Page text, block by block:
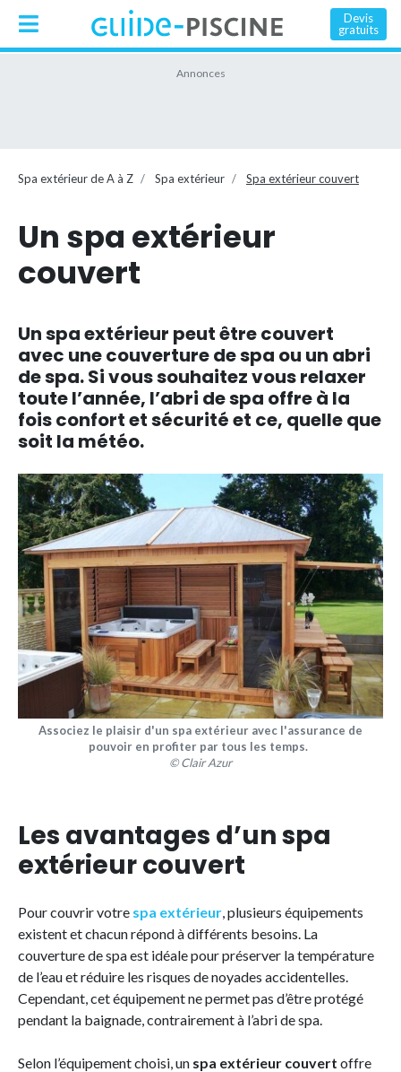
Devis
gratuits
Spa extérieur de A à Z Spa extérieur Spa extérieur couvert
Un spa extérieur
couvert
Un spa extérieur peut être couvert
avec une couverture de spa ou un abri
de spa. Si vous souhaitez vous relaxer
toute l’année, l’abri de spa offre à la
fois confort et sécurité et ce, quelle que
soit la météo.
Associez le plaisir d'un spa extérieur avec l'assurance de
pouvoir en profiter par tous les temps.
© Clair Azur
Les avantages d’un spa
extérieur couvert
Pour couvrir votre spa extérieur, plusieurs équipements
existent et chacun répond à différents besoins. La
couverture de spa est idéale pour préserver la température
de l’eau et réduire les risques de noyades accidentelles.
Cependant, cet équipement ne permet pas d’être protégé
pendant la baignade, contrairement à l’abri de spa.
Selon l’équipement choisi, un spa extérieur couvert offre